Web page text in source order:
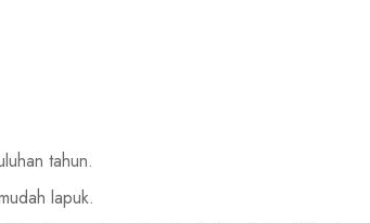
tahun.
lapuk.